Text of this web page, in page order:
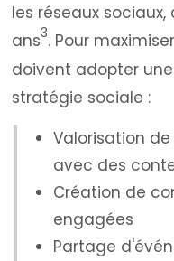
les réseaux sociaux,
ans3. Pour
doivent adopter une
stratégie sociale :
Valorisation
avec des
Création de
engagées
Partage